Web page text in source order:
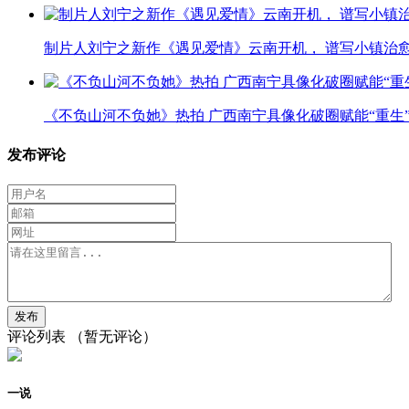
制片人刘宁之新作《遇见爱情》云南开机， 谱写小镇治
《不负山河不负她》热拍 广西南宁具像化破圈赋能“重生
发布评论
评论列表 （暂无评论）
一说